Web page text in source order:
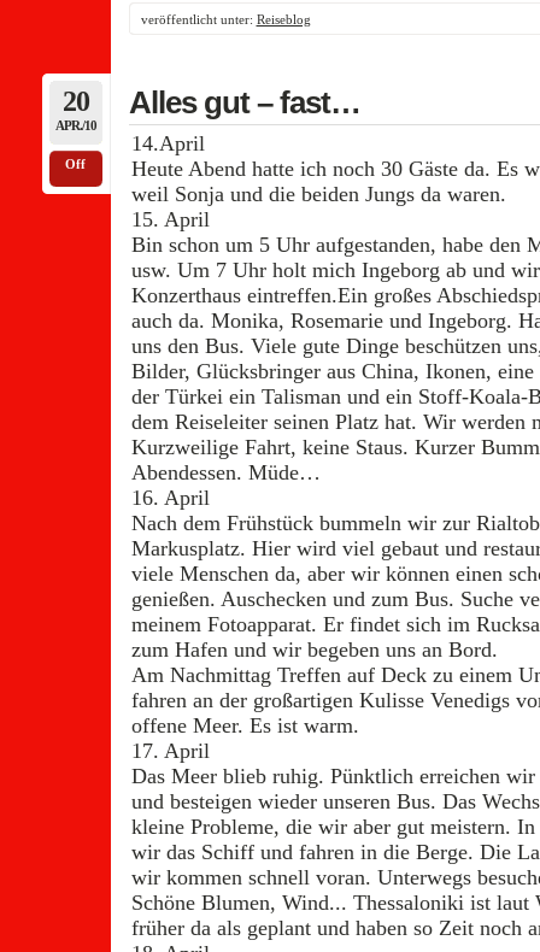
veröffentlicht unter: Reiseblog
20
APR./10
Off
Alles gut – fast…
14.April
Heute Abend hatte ich noch 30 Gäste da. Es
weil Sonja und die beiden Jungs da waren.
15. April
Bin schon um 5 Uhr aufgestanden, habe den
usw. Um 7 Uhr holt mich Ingeborg ab und
Konzerthaus eintreffen.Ein großes
auch da. Monika, Rosemarie und Ingeborg.
uns den Bus. Viele gute Dinge beschützen
Bilder, Glücksbringer aus China, Ikonen, eine
der Türkei ein Talisman und ein Stoff-Koala-
dem Reiseleiter seinen Platz hat. Wir werden
Kurzweilige Fahrt, keine Staus. Kurzer
Abendessen. Müde…
16. April
Nach dem Frühstück bummeln wir zur
Markusplatz. Hier wird viel gebaut und
viele Menschen da, aber wir können einen
genießen. Auschecken und zum Bus. Suche
meinem Fotoapparat. Er findet sich im
zum Hafen und wir begeben uns an Bord.
Am Nachmittag Treffen auf Deck zu einem
fahren an der großartigen Kulisse Venedigs
offene Meer. Es ist warm.
17. April
Das Meer blieb ruhig. Pünktlich erreichen
und besteigen wieder unseren Bus. Das
kleine Probleme, die wir aber gut meistern.
wir das Schiff und fahren in die Berge. Die
wir kommen schnell voran. Unterwegs
Schöne Blumen, Wind... Thessaloniki ist laut
früher da als geplant und haben so Zeit noch